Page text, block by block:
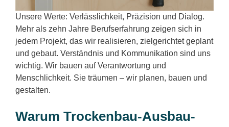
Unsere Werte: Verlässlichkeit, Präzision und Dialog.
Mehr als zehn Jahre Berufserfahrung zeigen sich in
jedem Projekt, das wir realisieren, zielgerichtet geplant
und gebaut. Verständnis und Kommunikation sind uns
wichtig. Wir bauen auf Verantwortung und
Menschlichkeit. Sie träumen – wir planen, bauen und
gestalten.
Warum Trockenbau-Ausbau-